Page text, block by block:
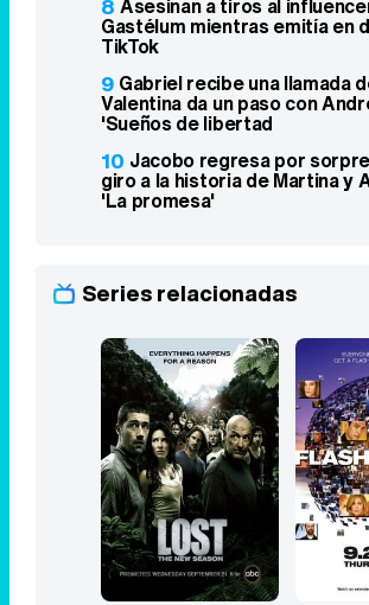
8 Asesinan a tiros al
Gastélum mientras emitía en
TikTok
9 Gabriel recibe una llamada
Valentina da un paso con
'Sueños de libertad
10 Jacobo regresa por
giro a la historia de Martina y
'La promesa'
Series relacionadas